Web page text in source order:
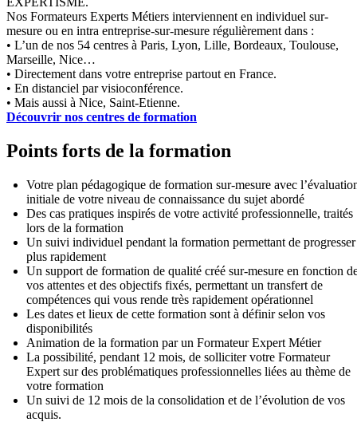
Nos Formateurs Experts Métiers interviennent en individuel sur-
mesure ou en intra entreprise-sur-mesure régulièrement dans :
• L’un de nos 54 centres à Paris, Lyon, Lille, Bordeaux, Toulouse,
Marseille, Nice…
• Directement dans votre entreprise partout en France.
• En distanciel par visioconférence.
• Mais aussi à Nice, Saint-Etienne.
Découvrir nos centres de formation
Points forts de la formation
Votre plan pédagogique de formation sur-mesure avec
initiale de votre niveau de connaissance du sujet abordé
Des cas pratiques inspirés de votre activité professionnelle, traités
lors de la formation
Un suivi individuel pendant la formation permettant de progresser
plus rapidement
Un support de formation de qualité créé sur-mesure en fonction
vos attentes et des objectifs fixés, permettant un transfert de
compétences qui vous rende très rapidement opérationnel
Les dates et lieux de cette formation sont à définir selon vos
disponibilités
Animation de la formation par un Formateur Expert Métier
La possibilité, pendant 12 mois, de solliciter votre Formateur
Expert sur des problématiques professionnelles liées au thème de
votre formation
Un suivi de 12 mois de la consolidation et de l’évolution de vos
acquis.